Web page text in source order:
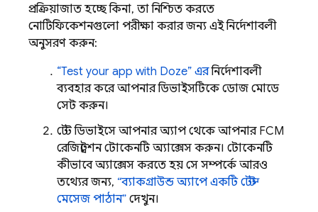
প্রক্রিয়াজাত হচ্ছে কিনা, তা নিশ্চিত করতে
নোটিফিকেশনগুলো পরীক্ষা করার জন্য এই নির্দেশাবলী
অনুসরণ করুন:
“Test your app with Doze” এরনির্দেশাবলী
ব্যবহার করে আপনার ডিভাইসটিকে ডোজ মোডে
সেট করুন।
টেস্ট ডিভাইসে আপনার অ্যাপ থেকে আপনার FCM
রেজিস্ট্রেশন টোকেনটি অ্যাক্সেস করুন। টোকেনটি
কীভাবে অ্যাক্সেস করতে হয় সে সম্পর্কে আরও
তথ্যের জন্য, “ব্যাকগ্রাউন্ড অ্যাপে একটি টেস্ট
মেসেজ পাঠান” দেখুন।